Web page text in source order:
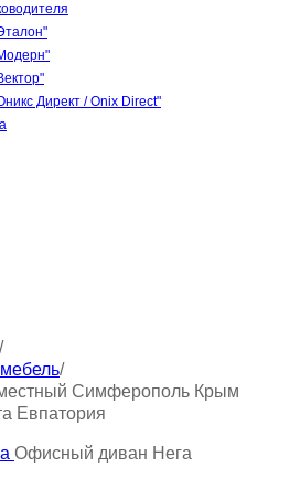
Директ / Onix Direct"
/
/
Симферополь Крым
Евпатория
Офисный диван Нега